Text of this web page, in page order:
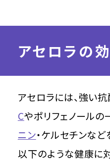
アセロラの
アセロラには、強い
Cやポリフェノールの
ニン・ケルセチンな
以下のような健康に